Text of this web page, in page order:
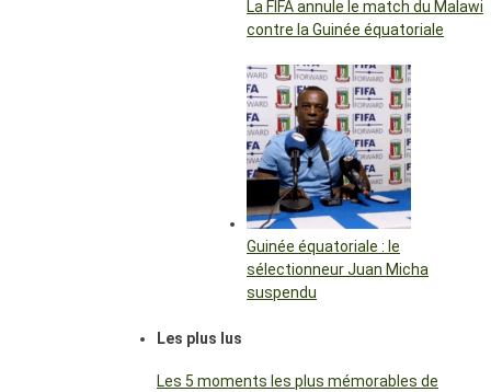
La FIFA annule le match du Malawi
contre la Guinée équatoriale
Guinée équatoriale : le
sélectionneur Juan Micha
suspendu
Les plus lus
Les 5 moments les plus mémorables de